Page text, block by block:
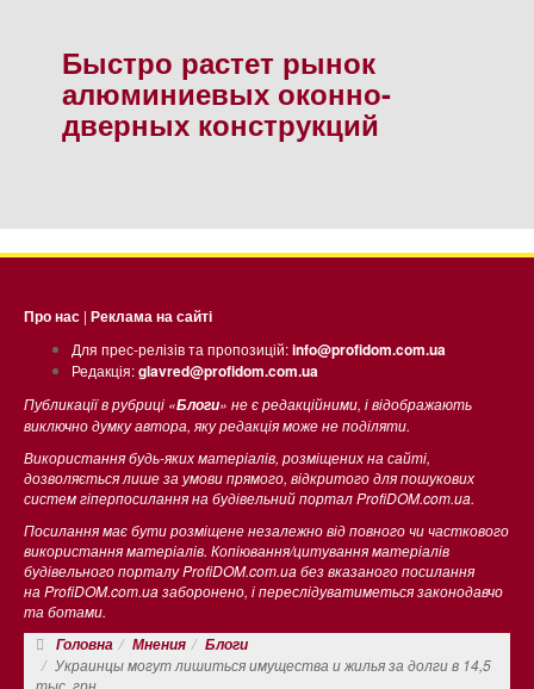
Быстро растет рынок
алюминиевых оконно-
дверных конструкций
Про нас | Реклама на сайті
Для прес-релізів та пропозицій:info@profidom.com.ua
Редакція:glavred@profidom.com.ua
Публикації в рубриці «Блоги» не є редакційними, і відображають
виключно думку автора, яку редакція може не поділяти.
Використання будь-яких матеріалів, розміщених на сайті,
дозволяється лише за умови прямого, відкритого для пошукових
систем гіперпосилання на будівельний портал ProfiDOM.com.ua.
Посилання має бути розміщене незалежно від повного чи часткового
використання матеріалів. Копіювання/цитування матеріалів
будівельного порталу ProfiDOM.com.ua без вказаного посилання
на ProfiDOM.com.ua заборонено, і переслідуватиметься законодавчо
та ботами.
Головна
Мнения
Блоги
Украинцы могут лишиться имущества и жилья за долги в 14,5